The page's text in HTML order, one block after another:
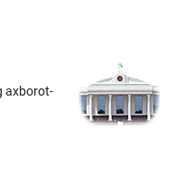
axborot-